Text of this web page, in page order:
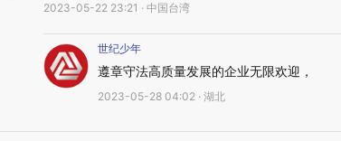
2023-05-22 23:21 · 中国台湾
世纪少年
遵章守法高质量发展的企业无限欢迎，
2023-05-28 04:02 · 湖北